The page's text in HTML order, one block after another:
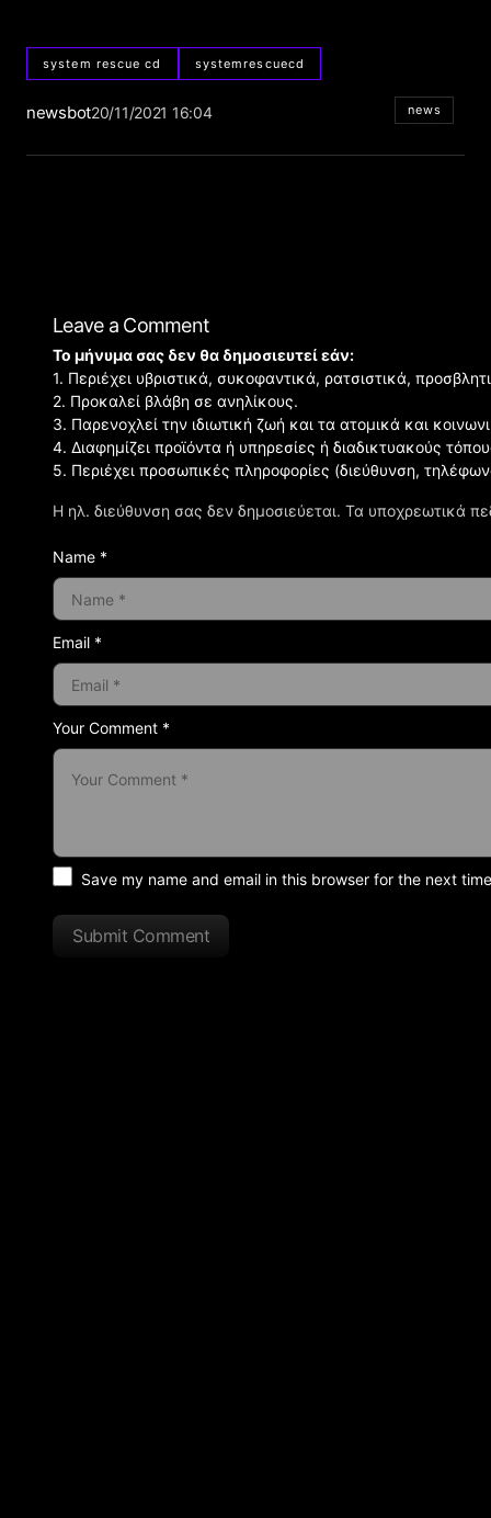
system rescue cd systemrescuecd
newsbot20/11/2021 16:04 news
Leave a Comment
Η ηλ. διεύθυνση σας δεν δημοσιεύεται. Τα υποχρεωτικά
Your Comment *
Το μήνυμα σας δεν θα δημοσιευτεί εάν:
1. Περιέχει υβριστικά, συκοφαντικά, ρατσιστικά,
2. Προκαλεί βλάβη σε ανηλίκους.
3. Παρενοχλεί την ιδιωτική ζωή και τα ατομικά και
4. Διαφημίζει προϊόντα ή υπηρεσίες ή διαδικτυακούς
5. Περιέχει προσωπικές πληροφορίες (διεύθυνση,
Name *
Email *
Save my name and email in this browser for the next
Submit Comment